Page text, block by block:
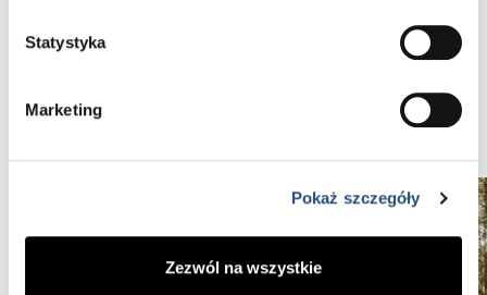
Statystyka
Marketing
Pokaż szczegóły
Zezwól na wszystkie
Zostaw swoje dane, oddzwonimy